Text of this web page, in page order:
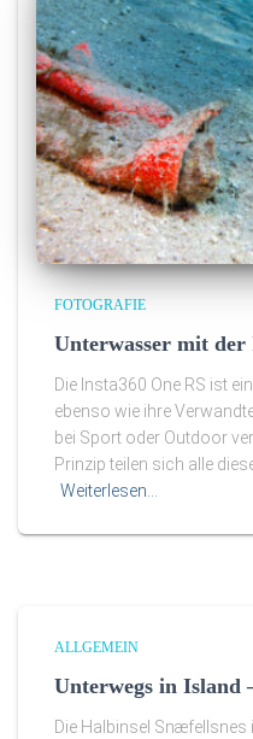
FOTOGRAFIE
Unterwasser mit der
Die Insta360 One RS ist
ebenso wie ihre
bei Sport oder Outdoor
Prinzip teilen sich alle
Weiterlesen…
ALLGEMEIN
Unterwegs in Island
Die Halbinsel